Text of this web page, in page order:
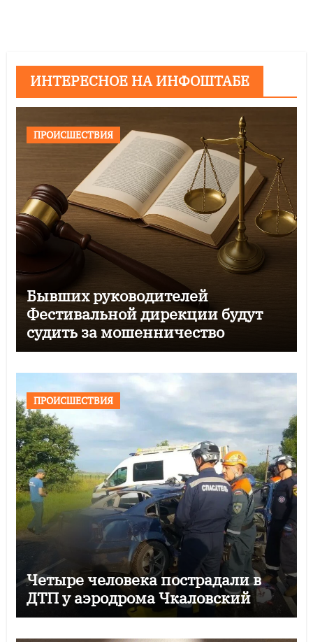
ИНТЕРЕСНОЕ НА ИНФОШТАБЕ
ПРОИСШЕСТВИЯ
Бывших руководителей
Фестивальной дирекции будут
судить за мошенничество
ПРОИСШЕСТВИЯ
Четыре человека пострадали в
ДТП у аэродрома Чкаловский